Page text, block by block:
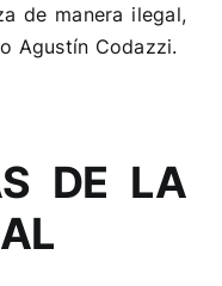
de manera ilegal,
Agustín Codazzi.
DE LA